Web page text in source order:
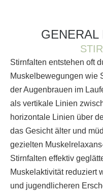
GENERAL
Stirnfalten entstehen oft
Muskelbewegungen wie
der Augenbrauen im
als vertikale Linien
horizontale Linien über
das Gesicht älter und
gezielten
Stirnfalten effektiv
Muskelaktivität reduziert
und jugendlicheren